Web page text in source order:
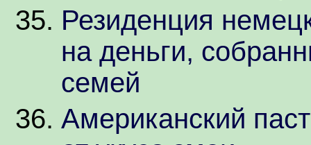
Резиденция
на деньги,
семей
Американский